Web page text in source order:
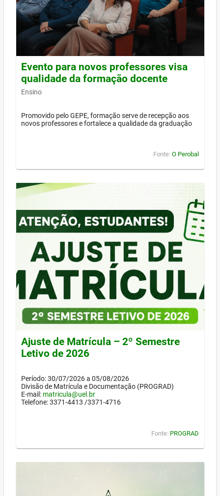
Evento para novos professores visa
qualidade da formação docente
Ensino
Promovido pelo GEPE, formação serve de recepção aos
novos professores e fortalece a qualidade da graduação
Fonte: O Perobal
Ajuste de Matrícula – 2º Semestre
Letivo de 2026
Período: 30/07/2026 a 05/08/2026
Divisão de Matrícula e Documentação (PROGRAD)
E-mail: matricula@uel.br
Telefone: 3371-4413 /3371-4716
Fonte: PROGRAD